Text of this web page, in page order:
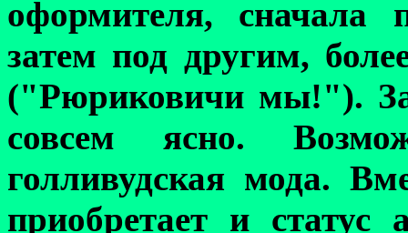
оформителя, сначала
затем под другим,
("Рюриковичи мы!").
совсем ясно.
голливудская мода.
приобретает и статус